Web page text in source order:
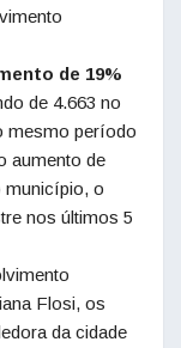
de 19%
de 4.663 no
mesmo período
aumento de
município, o
nos últimos 5
Flosi, os
da cidade